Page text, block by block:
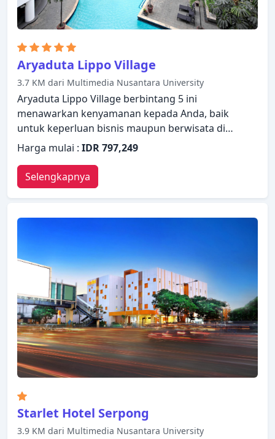
Aryaduta Lippo Village
3.7 KM dari Multimedia Nusantara University
Aryaduta Lippo Village berbintang 5 ini
menawarkan kenyamanan kepada Anda, baik
untuk keperluan bisnis maupun berwisata di
Tangerang. Dengan daftar fasilitas yang lengkap,
tamu akan merasakan pengalaman menginap di
properti yang nyaman. Staf yang siap melayani
akan menyambut dan memandu Anda di Aryaduta
Lippo Village. Setiap kamar didesain dengan elegan
dan dilengkapi dengan fasilitas yang berguna.
nikmatilah lapangan bulu tangkis, ruangan yoga,
hot tub, pusat kebugaran, sauna. Kemudahan dan
kenyamanan membuat Aryaduta Lippo Village
menjadi pilihan yang sempurna sebagai tempat
menginap Anda di Tangerang.
Harga mulai : IDR 797,249
Selengkapnya
Starlet Hotel Serpong
3.9 KM dari Multimedia Nusantara University